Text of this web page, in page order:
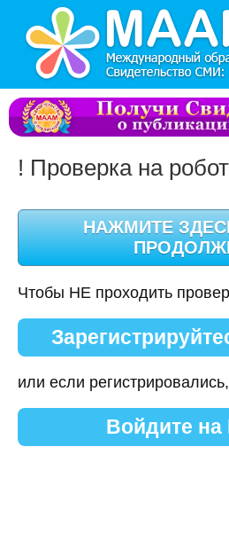
! Проверка на
Чтобы НЕ проходить
или если
Войдите